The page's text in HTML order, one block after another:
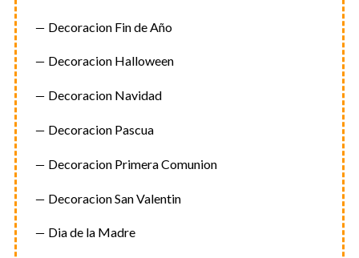
Decoracion Fin de Año
Decoracion Halloween
Decoracion Navidad
Decoracion Pascua
Decoracion Primera Comunion
Decoracion San Valentin
Dia de la Madre